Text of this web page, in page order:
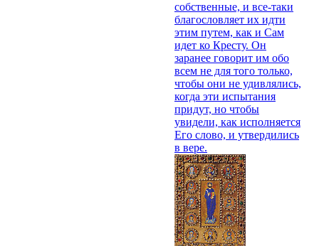
собственные, и все-таки
благословляет их идти
этим путем, как и Сам
идет ко Кресту. Он
заранее говорит им обо
всем не для того только,
чтобы они не удивлялись,
когда эти испытания
придут, но чтобы
увидели, как исполняется
Его слово, и утвердились
в вере.